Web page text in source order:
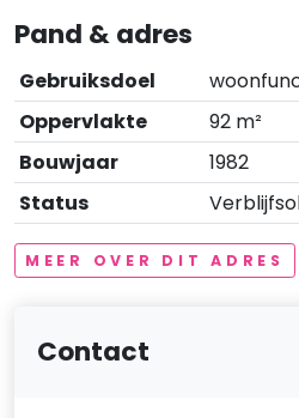
Pand & adres
Gebruiksdoel
Oppervlakte
92 m²
Bouwjaar
1982
Status
MEER OVER DIT ADRES
Contact